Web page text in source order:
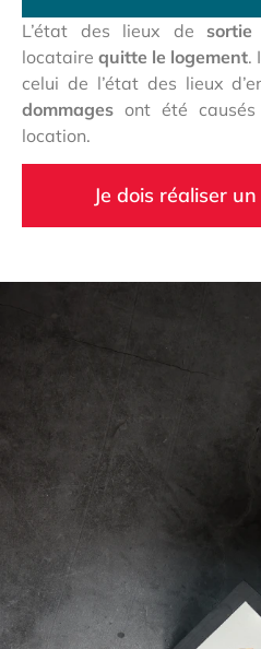
L’état des lieux de sortie
locataire quitte le logement.
celui de l’état des lieux
dommages ont été
location.
Je dois réaliser